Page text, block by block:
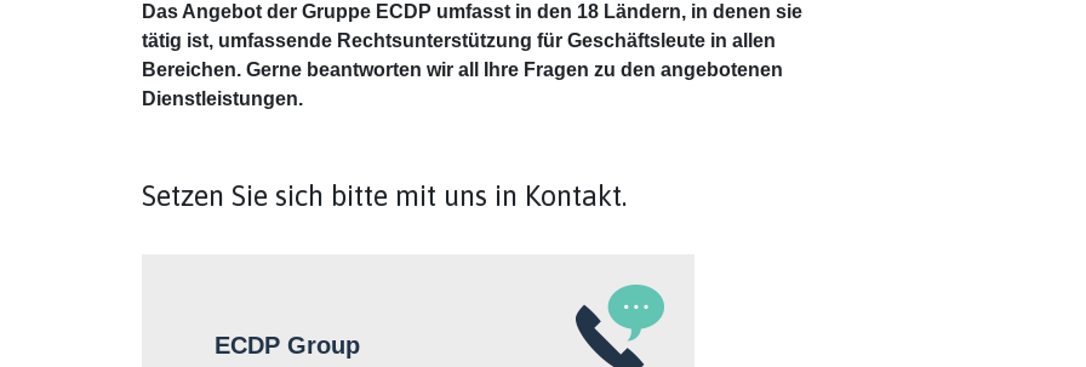
Das Angebot der Gruppe ECDP umfasst in den 18 Ländern, in denen sie
tätig ist, umfassende Rechtsunterstützung für Geschäftsleute in allen
Bereichen. Gerne beantworten wir all Ihre Fragen zu den angebotenen
Dienstleistungen.
Setzen Sie sich bitte mit uns in Kontakt.
ECDP Group